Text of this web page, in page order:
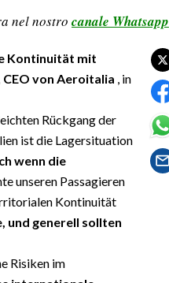
nel nostro canale Whatsapp
Kontinuität mit
von Aeroitalia , in
Rückgang der
ist die Lagersituation
wenn die
unseren Passagieren
Kontinuität
und generell sollten
Risiken im